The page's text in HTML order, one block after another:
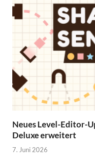
Neues Level-Editor-
Deluxe erweitert
7. Juni 2026